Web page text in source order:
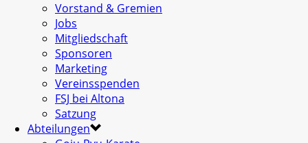
Vorstand & Gremien
Jobs
Mitgliedschaft
Sponsoren
Marketing
Vereinsspenden
FSJ bei Altona
Satzung
Abteilungen